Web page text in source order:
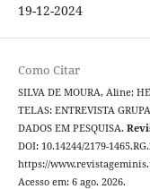
19-12-2024
Como Citar
SILVA DE MOURA, Aline;
TELAS: ENTREVISTA
DADOS EM PESQUISA.
DOI: 10.14244/2179-
https://
Acesso em: 6 ago. 2026.